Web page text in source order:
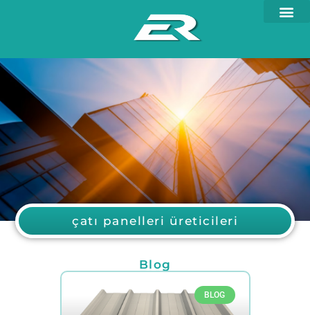
çatı panelleri üreticileri
Blog
BLOG